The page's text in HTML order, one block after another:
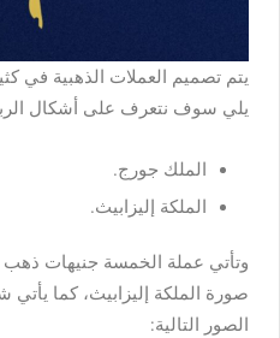
يتم تصميم العملات الذهبية في
يلي سوف نتعرف على أشكال
الملك جورج.
الملكة إليزابيث.
وتأتي عملة الخمسة جنيهات
صورة الملكة إليزابيث، كما
الصور التالية: